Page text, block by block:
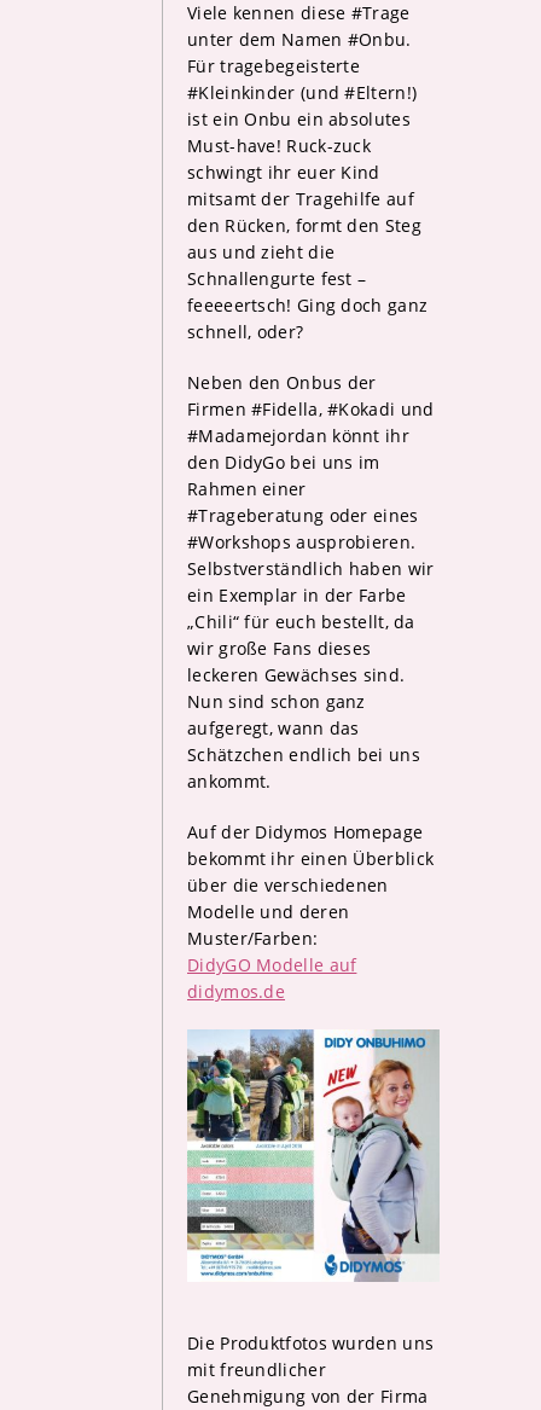
Viele kennen diese #Trage
unter dem Namen #Onbu.
Für tragebegeisterte
#Kleinkinder (und #Eltern!)
ist ein Onbu ein absolutes
Must-have! Ruck-zuck
schwingt ihr euer Kind
mitsamt der Tragehilfe auf
den Rücken, formt den Steg
aus und zieht die
Schnallengurte fest –
feeeeertsch! Ging doch ganz
schnell, oder?
Neben den Onbus der
Firmen #Fidella, #Kokadi und
#Madamejordan könnt ihr
den DidyGo bei uns im
Rahmen einer
#Trageberatung oder eines
#Workshops ausprobieren.
Selbstverständlich haben wir
ein Exemplar in der Farbe
„Chili“ für euch bestellt, da
wir große Fans dieses
leckeren Gewächses sind.
Nun sind schon ganz
aufgeregt, wann das
Schätzchen endlich bei uns
ankommt.
Auf der Didymos Homepage
bekommt ihr einen Überblick
über die verschiedenen
Modelle und deren
Muster/Farben:
DidyGO Modelle auf
didymos.de
Die Produktfotos wurden uns
mit freundlicher
Genehmigung von der Firma